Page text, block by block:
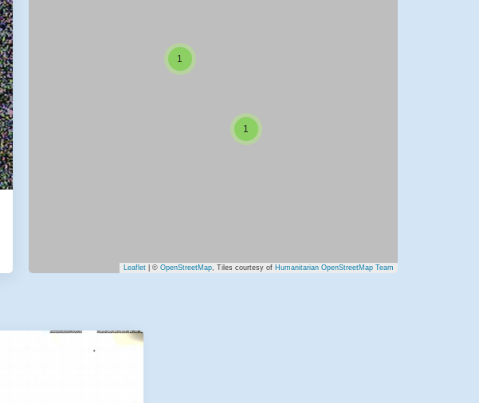
1
1
Leaflet| © OpenStreetMap, Tiles courtesy of Humanitarian OpenStreetMap Team